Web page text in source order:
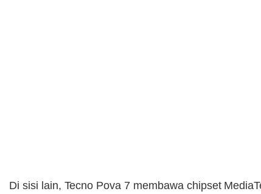
Di sisi lain, Tecno Pova 7 membawa chipset